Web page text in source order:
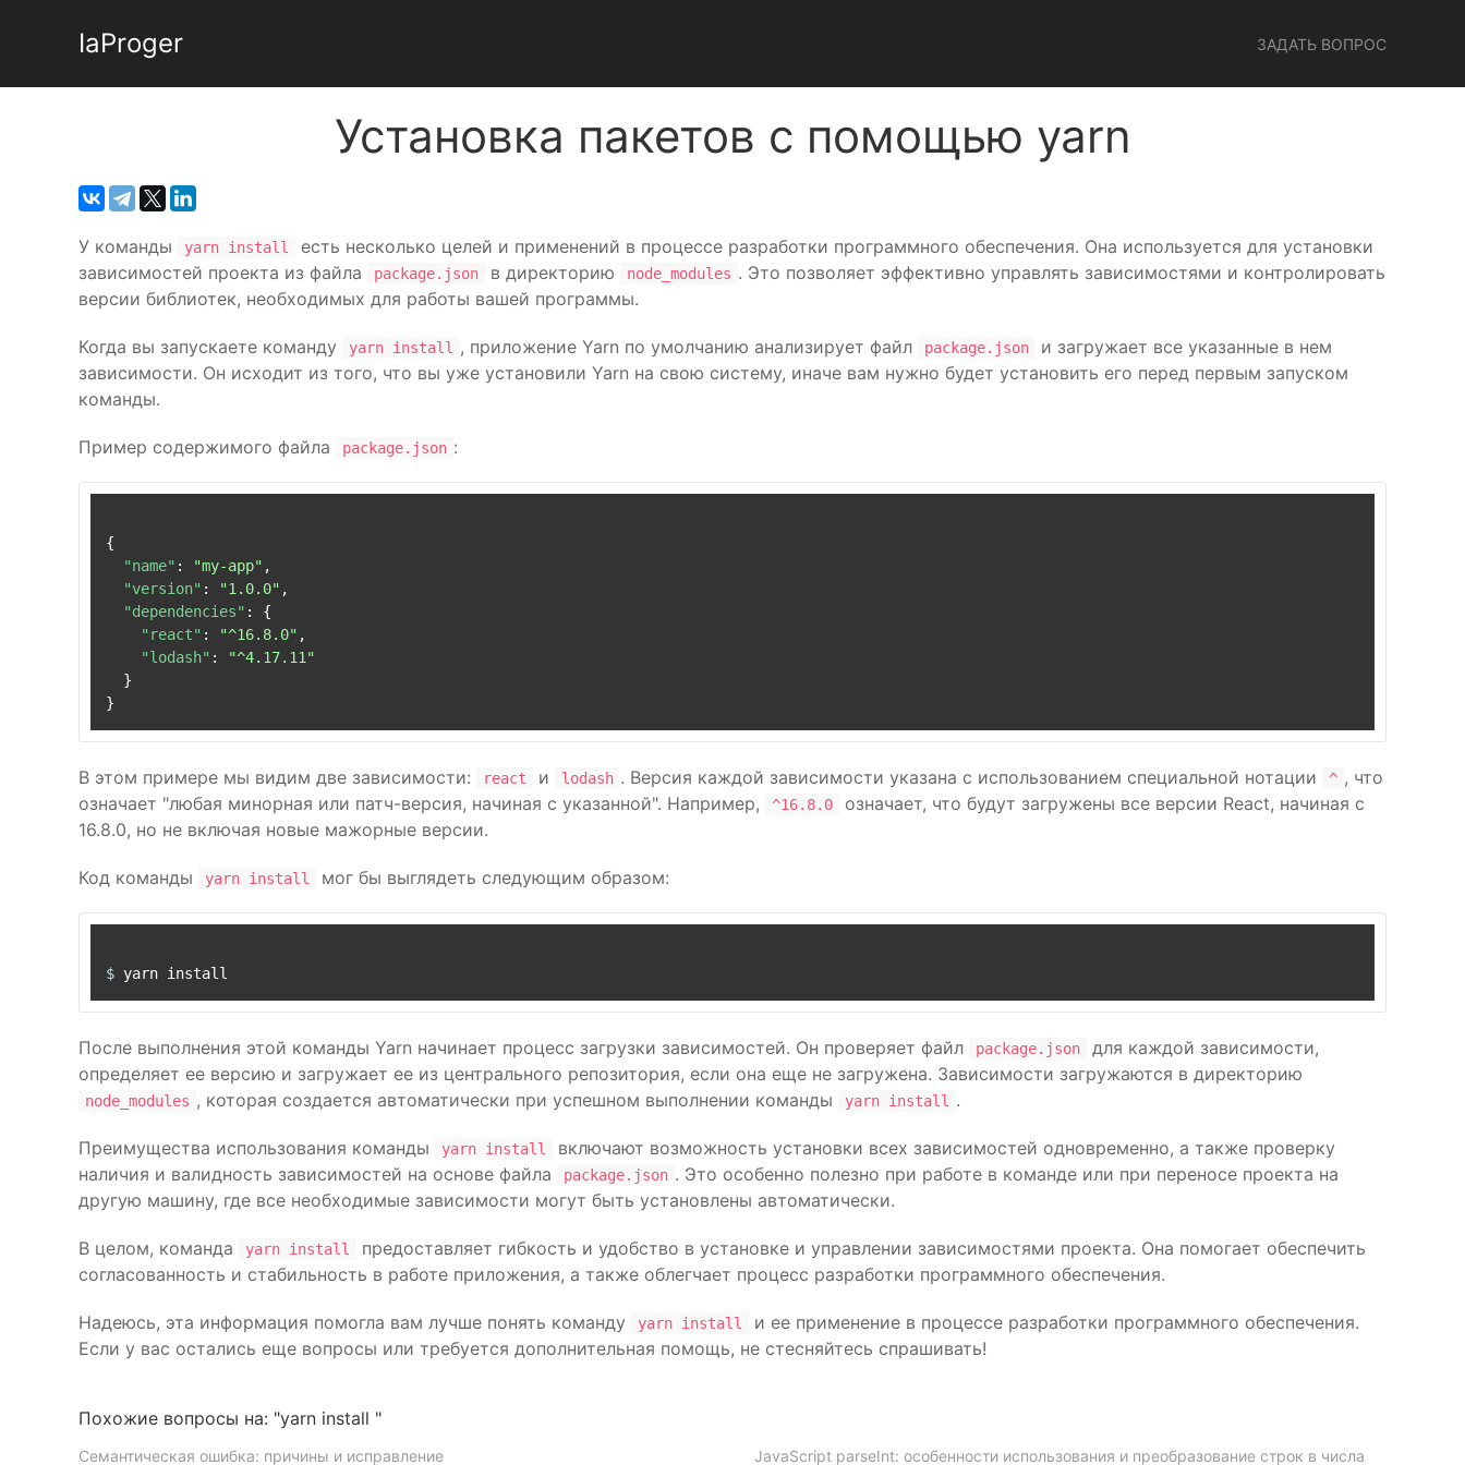
IaProger ЗАДАТЬ ВОПРОС
Установка пакетов с помощью yarn
У команды yarn install
есть несколько целей и применений в процессе разработки программного обеспечения. Она используется для установки
зависимостей проекта из файла
package.json в директорию node_modules . Это позволяет эффективно управлять зависимостями и контролировать
версии библиотек, необходимых для работы вашей программы.
Когда вы запускаете команду yarn install , приложение Yarn по умолчанию анализирует файл package.json
и загружает все указанные в нем
зависимости. Он исходит из того, что вы уже установили Yarn на свою систему, иначе вам нужно будет установить его перед первым запуском
команды.
Пример содержимого файла package.json :
{
"name" : "my-app" ,
"version" : "1.0.0" ,
"dependencies" :
{
"react" : "^16.8.0" ,
"lodash" :
"^4.17.11"
}
}
В этом примере мы видим две зависимости: react и lodash . Версия каждой зависимости указана с использованием специальной нотации ^ , что
означает "любая минорная или патч-версия, начиная с указанной". Например,
^16.8.0
означает, что будут загружены все версии React, начиная с
16.8.0, но не включая новые мажорные версии.
Код команды yarn install мог бы выглядеть следующим образом:
$
После выполнения этой команды Yarn начинает процесс загрузки зависимостей. Он проверяет файл package.json
для каждой зависимости,
определяет ее версию и загружает ее из центрального репозитория, если она еще не загружена. Зависимости загружаются в директорию
node_modules , которая создается автоматически при успешном выполнении команды yarn install .
Преимущества использования команды yarn install
включают возможность установки всех зависимостей одновременно, а также проверку
наличия и валидность зависимостей на основе файла
package.json . Это особенно полезно при работе в команде или при переносе проекта на
другую машину, где все необходимые зависимости могут быть установлены автоматически.
В целом, команда yarn install
предоставляет гибкость и удобство в установке и управлении зависимостями проекта. Она помогает обеспечить
согласованность и стабильность в работе приложения, а также облегчает процесс разработки программного обеспечения.
Надеюсь, эта информация помогла вам лучше понять команду yarn install
и ее применение в процессе разработки программного обеспечения.
Если у вас остались еще вопросы или требуется дополнительная помощь, не стесняйтесь спрашивать!
Похожие вопросы на: "yarn install "
Семантическая ошибка: причины и исправление JavaScript parseInt: особенности использования и преобразование строк в числа